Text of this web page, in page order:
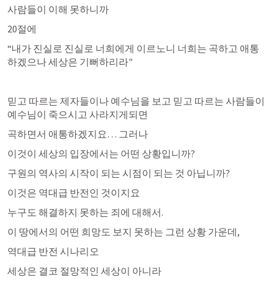
사람들이 이해 못하니까
20절에
“내가 진실로 진실로 너희에게 이르노니 너희는 곡하고 애통
하겠으나 세상은 기뻐하리라"
믿고 따르는 제자들이나 예수님을 보고 믿고 따르는 사람들이
예수님이 죽으시고 사라지게되면
곡하면서 애통하겠지요… 그러나
이것이 세상의 입장에서는 어떤 상황입니까?
구원의 역사의 시작이 되는 시점이 되는 것 아닙니까?
이것은 역대급 반전인 것이지요
누구도 해결하지 못하는 죄에 대해서.
이 땅에서의 어떤 희망도 보지 못하는 그런 상황 가운데,
역대급 반전 시나리오
세상은 결코 절망적인 세상이 아니라